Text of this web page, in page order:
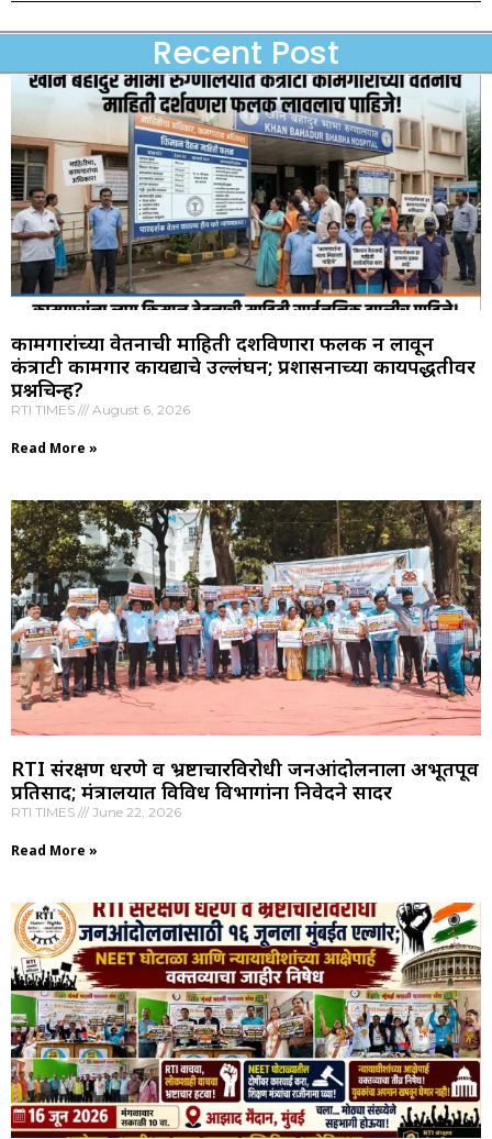
Recent Post
कामगारांच्या वेतनाची माहिती दर्शविणारा फलक न लावून
कंत्राटी कामगार कायद्याचे उल्लंघन; प्रशासनाच्या कार्यपद्धतीवर
प्रश्नचिन्ह?
RTI TIMES August 6, 2026
Read More »
RTI संरक्षण धरणे व भ्रष्टाचारविरोधी जनआंदोलनाला अभूतपूर्व
प्रतिसाद; मंत्रालयात विविध विभागांना निवेदने सादर
RTI TIMES June 22, 2026
Read More »